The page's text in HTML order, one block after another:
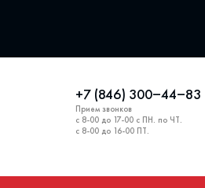
+7 (846) 300‒44‒83
Прием звонков
с 8-00 до 17-00 с ПН. по ЧТ.
с 8-00 до 16-00 ПТ.